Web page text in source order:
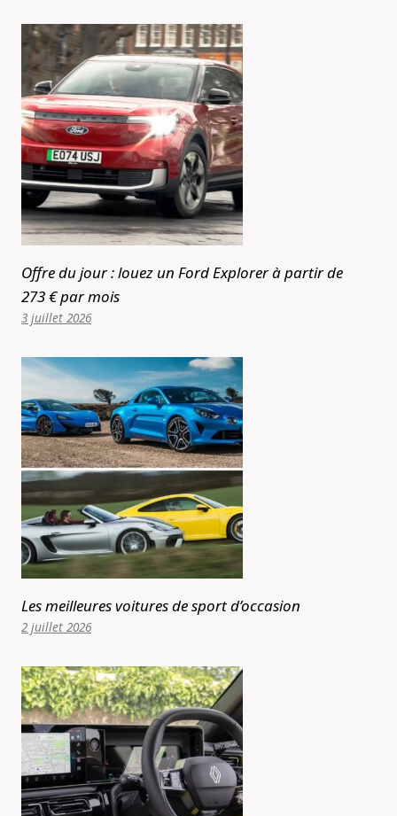
Offre du jour : louez un Ford Explorer à partir de
273 € par mois
3 juillet 2026
Les meilleures voitures de sport d’occasion
2 juillet 2026